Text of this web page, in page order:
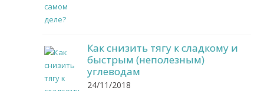
Как снизить тягу к сладкому и
быстрым (неполезным)
углеводам
24/11/2018